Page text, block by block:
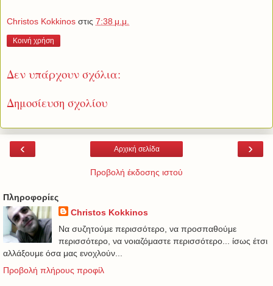
Christos Kokkinos στις 7:38 μ.μ.
Κοινή χρήση
Δεν υπάρχουν σχόλια:
Δημοσίευση σχολίου
‹ ›
Αρχική σελίδα
Προβολή έκδοσης ιστού
Πληροφορίες
Christos Kokkinos
Να συζητούμε περισσότερο, να προσπαθούμε
περισσότερο, να νοιαζόμαστε περισσότερο... ίσως έτσι
αλλάξουμε όσα μας ενοχλούν...
Προβολή πλήρους προφίλ